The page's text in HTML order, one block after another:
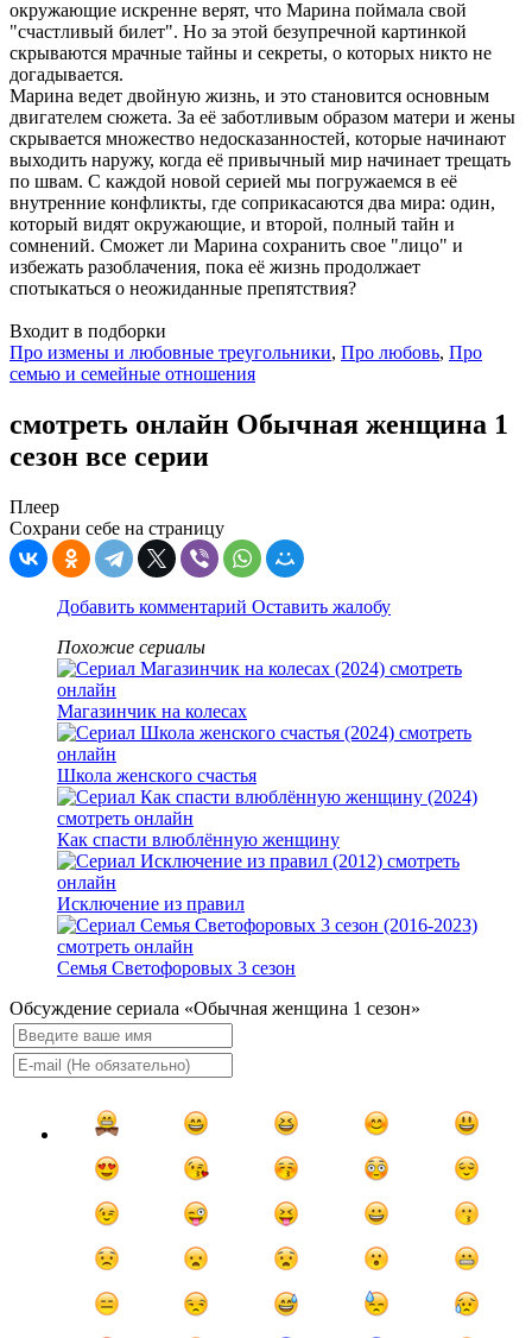
окружающие искренне верят, что Марина поймала свой
"счастливый билет". Но за этой безупречной картинкой
скрываются мрачные тайны и секреты, о которых никто не
догадывается.
Марина ведет двойную жизнь, и это становится основным
двигателем сюжета. За её заботливым образом матери и жены
скрывается множество недосказанностей, которые начинают
выходить наружу, когда её привычный мир начинает трещать
по швам. С каждой новой серией мы погружаемся в её
внутренние конфликты, где соприкасаются два мира: один,
который видят окружающие, и второй, полный тайн и
сомнений. Сможет ли Марина сохранить свое "лицо" и
избежать разоблачения, пока её жизнь продолжает
спотыкаться о неожиданные препятствия?
Входит в подборки
Про измены и любовные треугольники, Про любовь, Про
семью и семейные отношения
смотреть онлайн Обычная женщина 1
сезон все серии
Плеер
Сохрани себе на страницу
Добавить комментарий Оставить жалобу
Похожие сериалы
Магазинчик на колесах
Школа женского счастья
Как спасти влюблённую женщину
Исключение из правил
Семья Светофоровых 3 сезон
Обсуждение сериала «Обычная женщина 1 сезон»